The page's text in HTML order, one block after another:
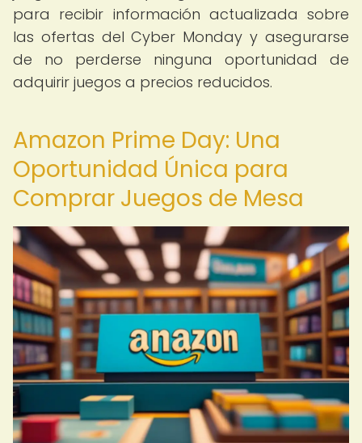
para recibir información actualizada sobre
las ofertas del Cyber Monday y asegurarse
de no perderse ninguna oportunidad de
adquirir juegos a precios reducidos.
Amazon Prime Day: Una
Oportunidad Única para
Comprar Juegos de Mesa